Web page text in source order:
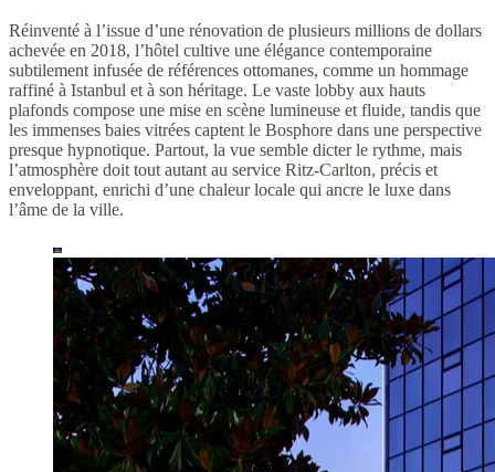
Réinventé à l’issue d’une rénovation de plusieurs millions de dollars
achevée en 2018, l’hôtel cultive une élégance contemporaine
subtilement infusée de références ottomanes, comme un hommage
raffiné à Istanbul et à son héritage. Le vaste lobby aux hauts
plafonds compose une mise en scène lumineuse et fluide, tandis que
les immenses baies vitrées captent le Bosphore dans une perspective
presque hypnotique. Partout, la vue semble dicter le rythme, mais
l’atmosphère doit tout autant au service Ritz-Carlton, précis et
enveloppant, enrichi d’une chaleur locale qui ancre le luxe dans
l’âme de la ville.